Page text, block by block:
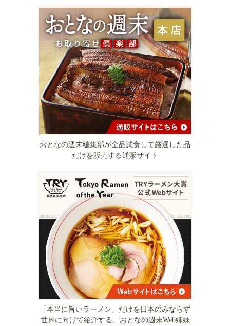
おとなの週末編集部が全品試食して厳選した品
だけを販売する通販サイト
「本当に旨いラーメン」だけを日本のみならず
世界に向けて紹介する、おとなの週末Web姉妹